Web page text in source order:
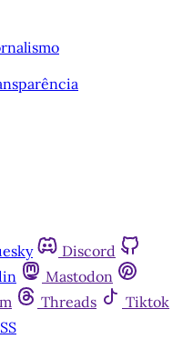
Discord
Mastodon
Threads
Tiktok